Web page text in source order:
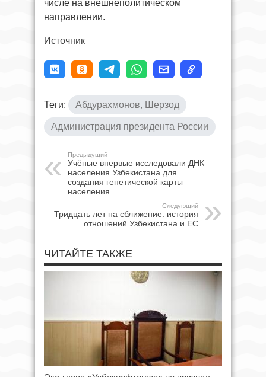
числе на внешнеполитическом
направлении.
Источник
Теги: Абдурахмонов, Шерзод
Администрация президента России
Предыдущий
Учёные впервые исследовали ДНК
населения Узбекистана для
создания генетической карты
населения
Следующий
Тридцать лет на сближение: история
отношений Узбекистана и ЕС
ЧИТАЙТЕ ТАКЖЕ